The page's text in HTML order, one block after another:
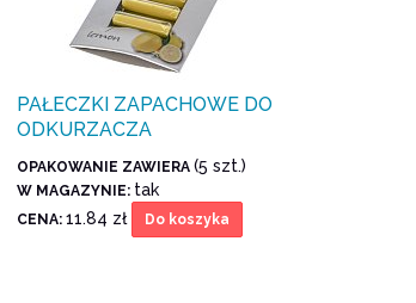
PAŁECZKI ZAPACHOWE DO
ODKURZACZA
OPAKOWANIE ZAWIERA (5 szt.)
W MAGAZYNIE: tak
CENA: 11.84 zł Do koszyka